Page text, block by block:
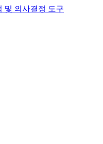
및 의사결정 도구